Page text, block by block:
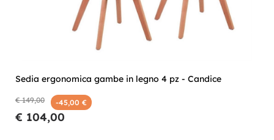
Sedia ergonomica gambe in legno 4 pz - Candice
€ 149,00 -45,00 €
€ 104,00